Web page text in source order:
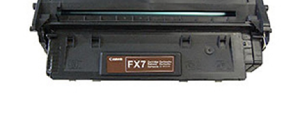
リコー
OKI
富士フイルムBI